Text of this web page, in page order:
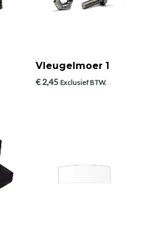
Vleugelmoer 1
€2,45 Exclusief BTW.